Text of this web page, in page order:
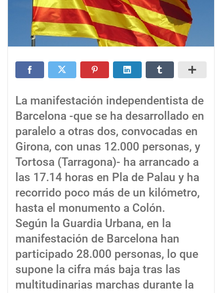
La manifestación independentista de
Barcelona -que se ha desarrollado en
paralelo a otras dos, convocadas en
Girona, con unas 12.000 personas, y
Tortosa (Tarragona)- ha arrancado a
las 17.14 horas en Pla de Palau y ha
recorrido poco más de un kilómetro,
hasta el monumento a Colón.
Según la Guardia Urbana, en la
manifestación de Barcelona han
participado 28.000 personas, lo que
supone la cifra más baja tras las
multitudinarias marchas durante la